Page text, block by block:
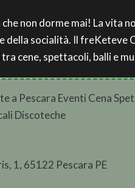
non dorme mai! La vita
della socialità. Il freKeteve
tra cene, spettacoli, balli e
1, 65122 Pescara PE